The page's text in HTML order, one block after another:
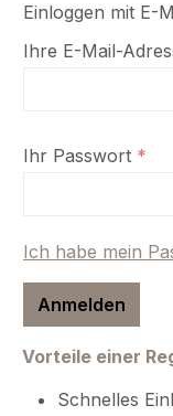
Einloggen mit E-
Ihre E-Mail-
Ihr Passwort *
Ich habe mein
Anmelden
Vorteile einer
Schnelles